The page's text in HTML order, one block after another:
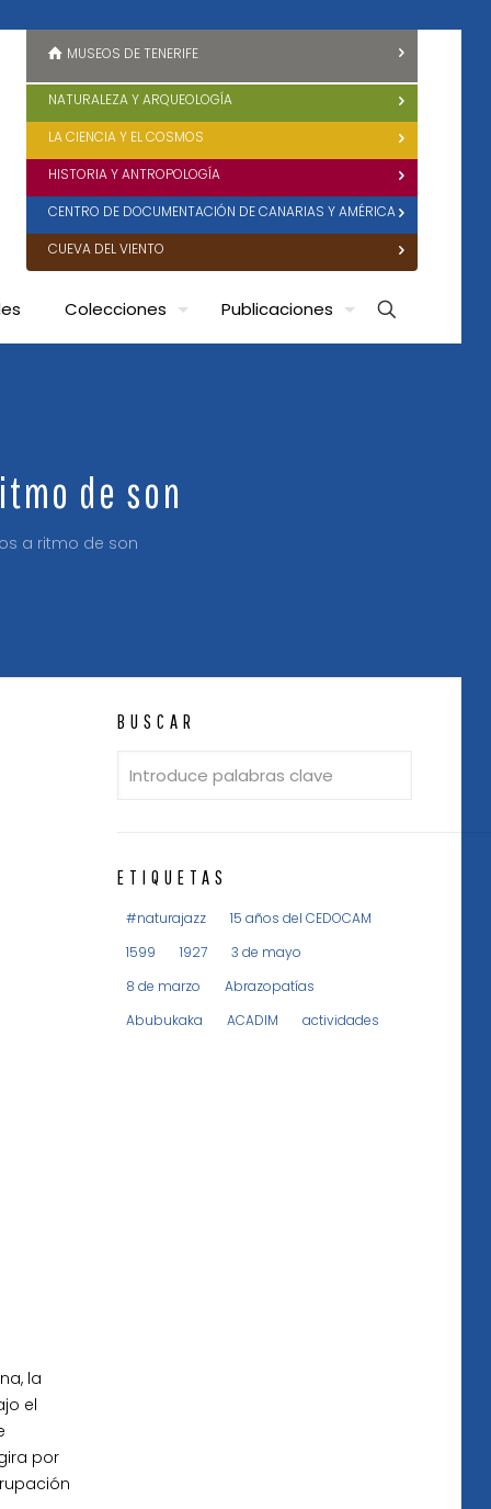
Colecciones Publicaciones
MUSEOS DE TENERIFE
NATURALEZA Y ARQUEOLOGÍA
LA CIENCIA Y EL COSMOS
HISTORIA Y ANTROPOLOGÍA
CENTRO DE DOCUMENTACIÓN DE CANARIAS Y AMÉRICA
CUEVA DEL VIENTO
de son
a ritmo de son
la
el
por
BUSCAR
ETIQUETAS
#naturajazz
15 años del CEDOCAM
1599
1927
3 de mayo
8 de marzo
Abrazopatías
Abubukaka
ACADIM actividades